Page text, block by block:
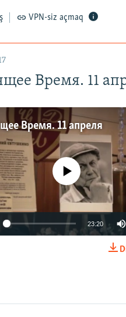
VPN-siz açmaq
Время. 11
Время. 11 апреля
media source currently
23:20